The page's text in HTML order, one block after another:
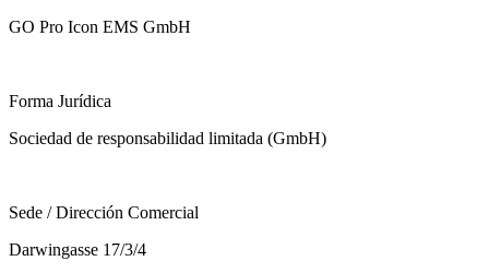
GO Pro Icon EMS GmbH
Forma Jurídica
Sociedad de responsabilidad limitada (GmbH)
Sede / Dirección Comercial
Darwingasse 17/3/4